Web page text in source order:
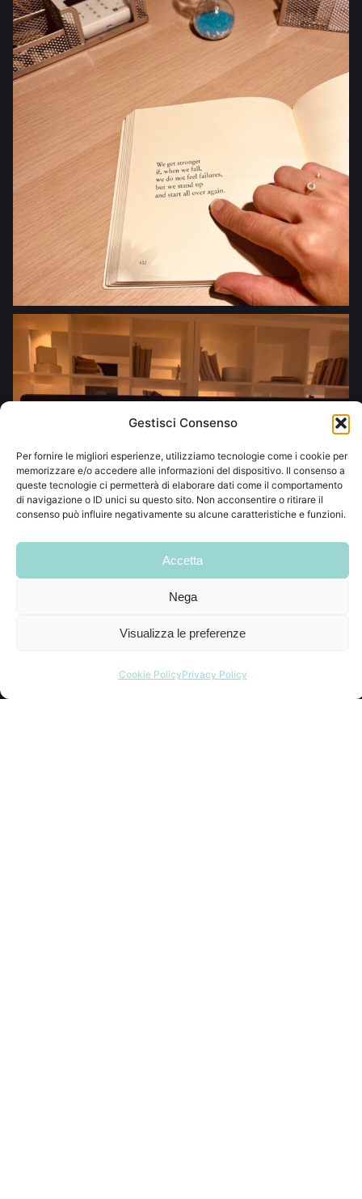
Gestisci Consenso
Per fornire le migliori esperienze, utilizziamo tecnologie come i cookie per
memorizzare e/o accedere alle informazioni del dispositivo. Il consenso a
queste tecnologie ci permetterà di elaborare dati come il comportamento
di navigazione o ID unici su questo sito. Non acconsentire o ritirare il
consenso può influire negativamente su alcune caratteristiche e funzioni.
Accetta
Nega
Visualizza le preferenze
Cookie PolicyPrivacy Policy